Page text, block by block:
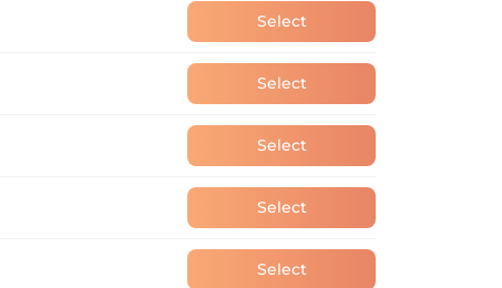
Select
Select
Select
Select
Select